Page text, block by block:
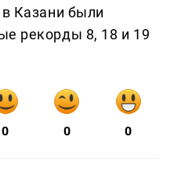
Казани были
рекорды 8, 18 и 19
0 0 0